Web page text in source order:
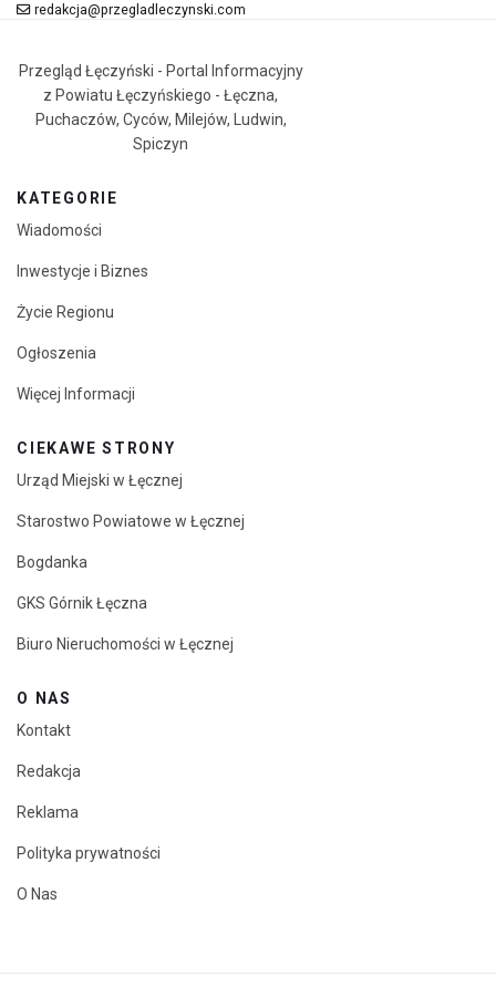
redakcja@przegladleczynski.com
Przegląd Łęczyński - Portal Informacyjny
z Powiatu Łęczyńskiego - Łęczna,
Puchaczów, Cyców, Milejów, Ludwin,
Spiczyn
KATEGORIE
Wiadomości
Inwestycje i Biznes
Życie Regionu
Ogłoszenia
Więcej Informacji
CIEKAWE STRONY
Urząd Miejski w Łęcznej
Starostwo Powiatowe w Łęcznej
Bogdanka
GKS Górnik Łęczna
Biuro Nieruchomości w Łęcznej
O NAS
Kontakt
Redakcja
Reklama
Polityka prywatności
O Nas